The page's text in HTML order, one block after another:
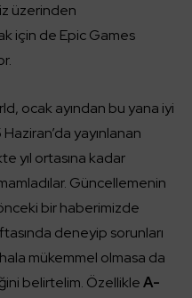
üzerinden
için de Epic Games
ocak ayından bu yana iyi
yayınlanan
yıl ortasına kadar
Güncellemenin
bir haberimizde
deneyip sorunları
mükemmel olmasa da
belirtelim. ÖzellikleA-